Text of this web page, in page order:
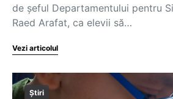
de șeful Departamentului pentru
Raed Arafat, ca elevii să…
Vezi articolul
Știri